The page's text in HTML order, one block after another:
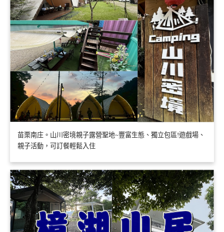
苗栗南庄。山川密境親子露營聖地~豐富生態、獨立包區!遊戲場、
親子活動，可訂餐輕鬆入住